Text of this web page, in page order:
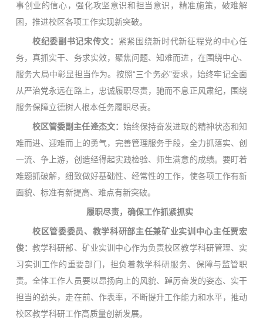
事创业的信心，强化攻坚意识和担当意识，精准施策，破难解
困，推进校区各项工作实现新突破。
校纪委副书记宋传文： 紧紧围绕新时代新征程党的中心任
务，真抓实干、务求实效，聚焦问题、知难而进，在围绕中心、
服务大局中彰显担当作为。按照“三个务必”要求，始终牢记全面
从严治党永远在路上，忠诚履职尽责，驰而不息正风肃纪，围绕
服务保障立德树人根本任务履职尽责。
校区管委副主任逄杰文： 始终保持奋发进取的精神状态和知
难而进、迎难而上的勇气，完善管理服务手段，全力抓落实、创
一流、争上游，创造经得起实践检验、师生满意的成绩。要盯着
难题抓破解，细致做好基础性、经常性的工作，使各项工作有新
面貌、标准有新提高、难点有新突破。
履职尽责，确保工作抓紧抓实
校区管委委员、教学科研部主任兼矿业实训中心主任贾宏
俊：教学科研部、矿业实训中心作为负责校区教学科研管理、实
习实训工作的重要部门，担负着教学科研服务、保障与监管职
责。全体工作人员要以昂扬向上的风貌、踔厉奋发的姿态、实干
担当的劲头，走在前、作表率，不断提升工作能力和水平，推动
校区教学科研工作高质量创新发展。